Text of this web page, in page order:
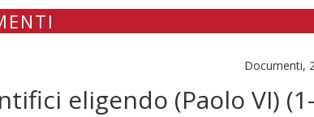
Documenti,
eligendo (Paolo VI)